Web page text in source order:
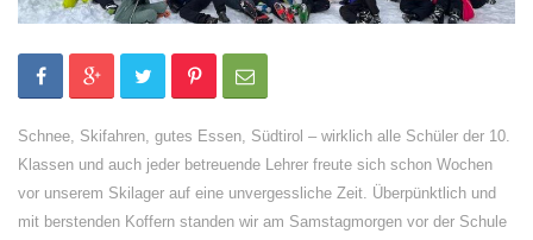
Schnee, Skifahren, gutes Essen, Südtirol – wirklich alle Schüler der 10.
Klassen und auch jeder betreuende Lehrer freute sich schon Wochen
vor unserem Skilager auf eine unvergessliche Zeit. Überpünktlich und
mit berstenden Koffern standen wir am Samstagmorgen vor der Schule